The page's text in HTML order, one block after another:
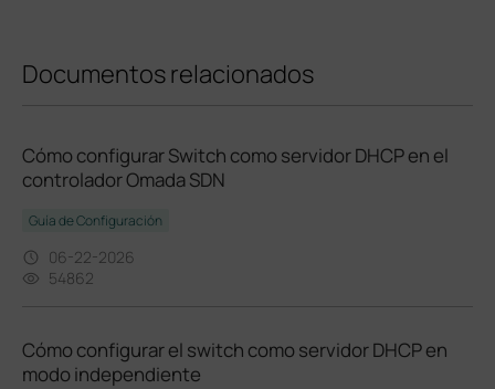
Documentos relacionados
Cómo configurar Switch como servidor DHCP en el
controlador Omada SDN
Guía de Configuración
06-22-2026
54862
Cómo configurar el switch como servidor DHCP en
modo independiente